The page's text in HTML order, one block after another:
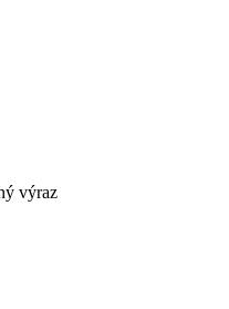
výraz